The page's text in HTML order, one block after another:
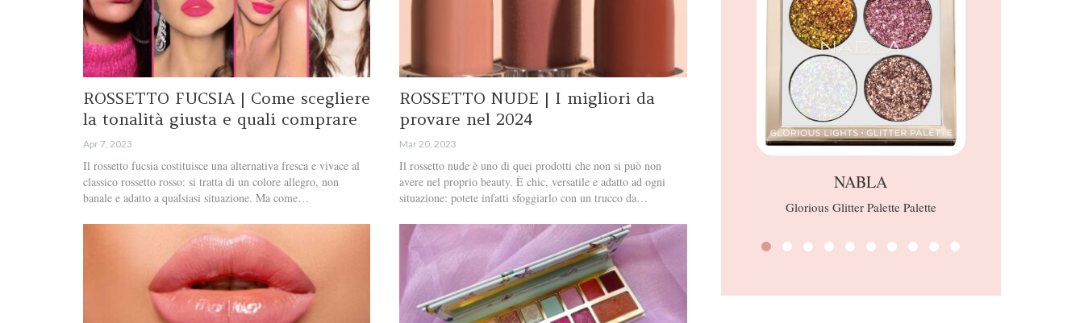
ROSSETTO FUCSIA | Come scegliere
la tonalità giusta e quali comprare
Apr 7, 2023
Il rossetto fucsia costituisce una alternativa fresca e vivace al
classico rossetto rosso: si tratta di un colore allegro, non
banale e adatto a qualsiasi situazione. Ma come…
ROSSETTO NUDE | I migliori da
provare nel 2024
Mar 20, 2023
Il rossetto nude è uno di quei prodotti che non si può non
avere nel proprio beauty. È chic, versatile e adatto ad ogni
situazione: potete infatti sfoggiarlo con un trucco da…
NABLA
Glorious Glitter Palette Palette